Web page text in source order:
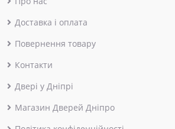
Доставка і оплата
Повернення товару
Контакти
Двері у Дніпрі
Магазин Дверей Дніпро